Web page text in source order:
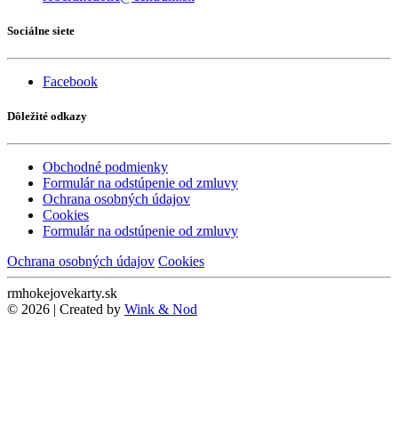
Sociálne siete
Facebook
Dôležité odkazy
Obchodné podmienky
Formulár na odstúpenie od zmluvy
Ochrana osobných údajov
Cookies
Formulár na odstúpenie od zmluvy
Ochrana osobných údajov Cookies
rmhokejovekarty.sk
© 2026 | Created by Wink & Nod